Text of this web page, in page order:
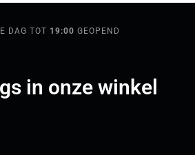
DAG TOT 19:00GEOPEND
in onze winkel